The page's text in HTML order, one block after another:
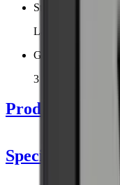
Støjniveau
Lavt
Garanti
3 års garanti
Produktdetaljer
Specifikationer